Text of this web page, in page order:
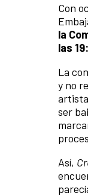
Con
la
las
La
y no
ser
Así,